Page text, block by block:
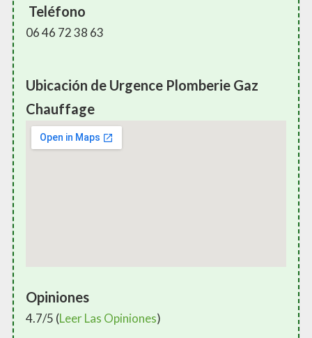
Teléfono
06 46 72 38 63
Ubicación de Urgence Plomberie Gaz
Chauffage
Opiniones
4.7/5 (Leer Las Opiniones)